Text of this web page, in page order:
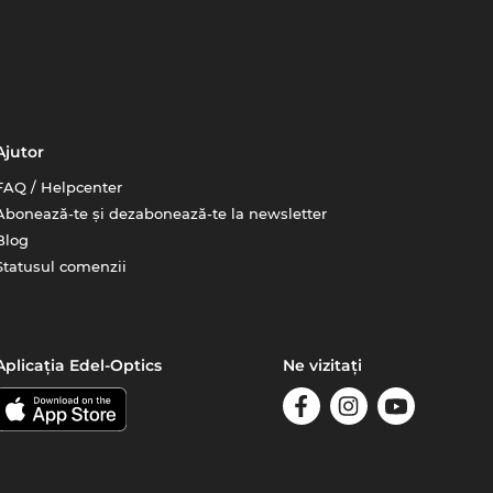
/ Helpcenter
te și dezabonează-te la newsletter
comenzii
Edel-Optics Ne vizitați